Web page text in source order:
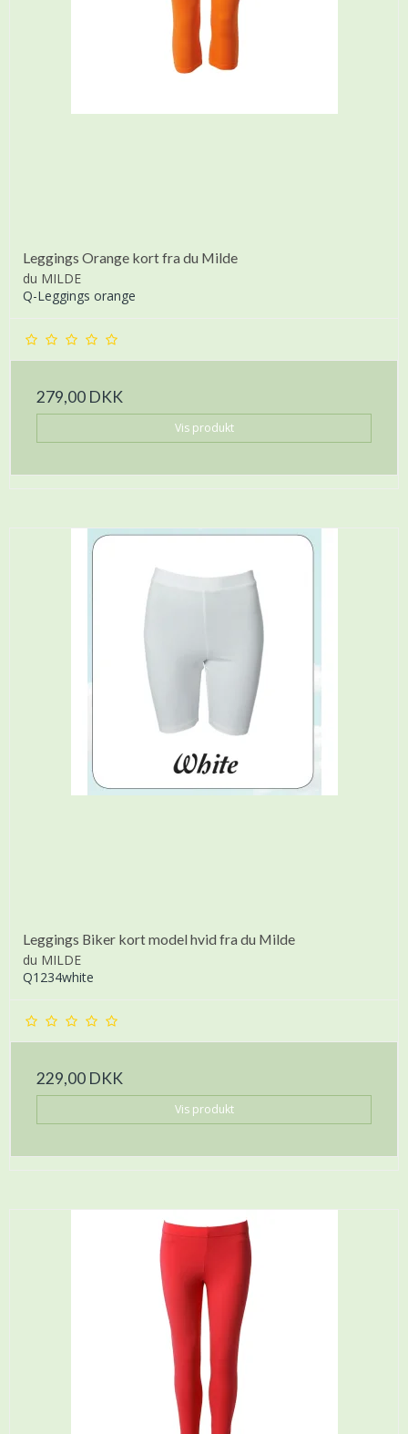
Leggings Orange kort fra du Milde
du MILDE
Q-Leggings orange
279,00 DKK
Vis produkt
Leggings Biker kort model hvid fra du Milde
du MILDE
Q1234white
229,00 DKK
Vis produkt